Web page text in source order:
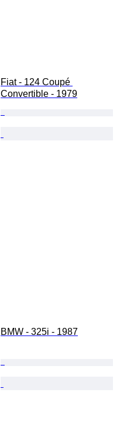
Fiat - 124 Coupé
Convertible - 1979
BMW - 325i - 1987